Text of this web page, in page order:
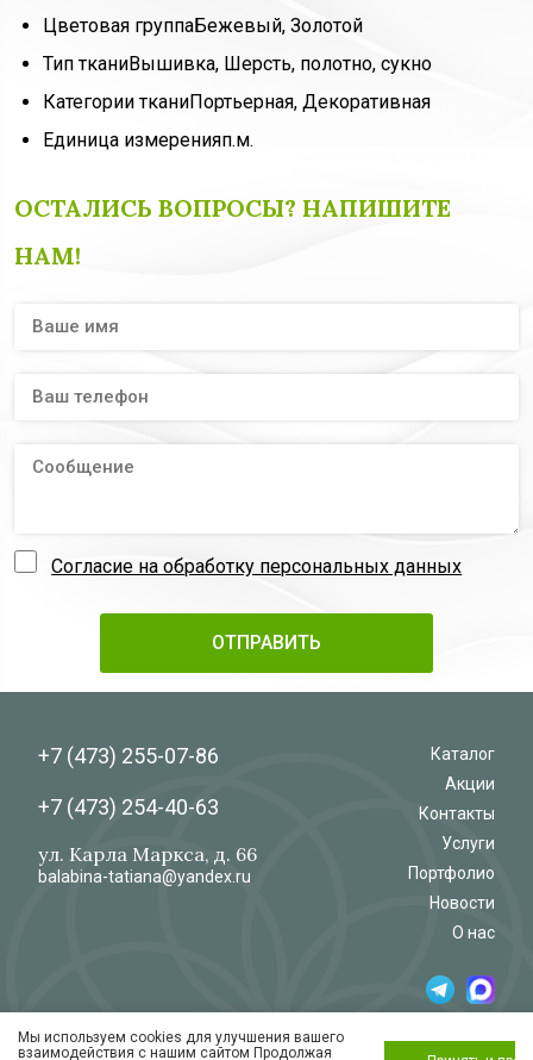
Цветовая группаБежевый, Золотой
Тип тканиВышивка, Шерсть, полотно, сукно
Категории тканиПортьерная, Декоративная
Единица измеренияп.м.
ОСТАЛИСЬ ВОПРОСЫ? НАПИШИТЕ
НАМ!
Согласие на обработку персональных данных
+7 (473) 255-07-86
+7 (473) 254-40-63
ул. Карла Маркса, д. 66
balabina-tatiana@yandex.ru
Каталог
Акции
Контакты
Услуги
Портфолио
Новости
О нас
© 2026
Обработка и защита персональных данных
Салон-магазин
«Флёр»
Мы используем cookies для улучшения вашего
взаимодействия с нашим сайтом Продолжая